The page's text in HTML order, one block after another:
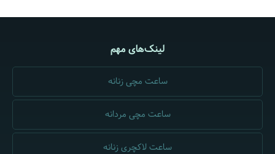
لینک‌های مهم
ساعت مچی زنانه
ساعت مچی مردانه
ساعت لاکچری زنانه